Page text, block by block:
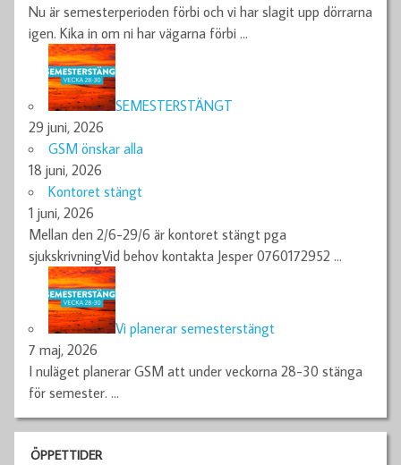
Nu är semesterperioden förbi och vi har slagit upp dörrarna
igen. Kika in om ni har vägarna förbi …
SEMESTERSTÄNGT
29 juni, 2026
GSM önskar alla
18 juni, 2026
Kontoret stängt
1 juni, 2026
Mellan den 2/6-29/6 är kontoret stängt pga
sjukskrivningVid behov kontakta Jesper 0760172952 …
Vi planerar semesterstängt
7 maj, 2026
I nuläget planerar GSM att under veckorna 28-30 stänga
för semester. …
ÖPPETTIDER